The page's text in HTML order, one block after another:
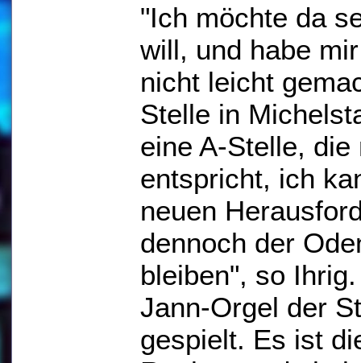
"Ich möchte da
will, und habe
nicht leicht
Stelle in
eine A-Stelle,
entspricht, ich
neuen
dennoch der
bleiben", so
Jann-Orgel der
gespielt. Es ist